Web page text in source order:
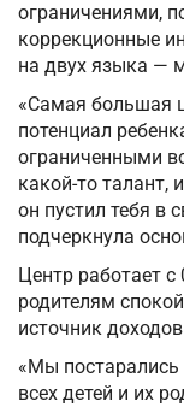
ограничениями,
коррекционные
на двух языка —
«Самая большая
потенциал
ограниченными
какой-то талант,
он пустил тебя в
подчеркнула
Центр работает
родителям
источник
«Мы постарались
всех детей и их